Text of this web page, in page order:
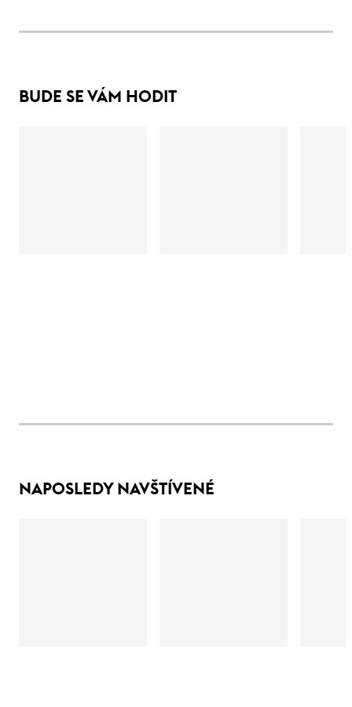
BUDE SE VÁM HODIT
NAPOSLEDY NAVŠTÍVENÉ